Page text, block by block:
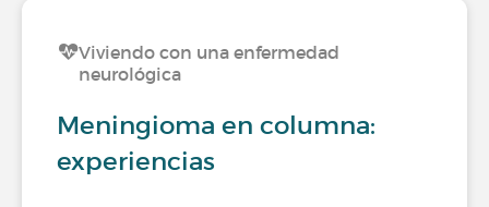
Viviendo con una enfermedad
neurológica
Meningioma en columna:
experiencias